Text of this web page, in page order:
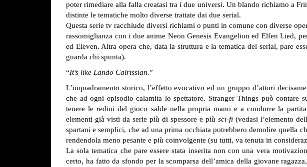
poter rimediare alla falla creatasi tra i due universi. Un blando richiamo a
distinte le tematiche molto diverse trattate dai due serial.
Questa serie tv racchiude diversi richiami o punti in comune con diverse
rassomiglianza con i due anime Neon Genesis Evangelion ed Elfen Lied,
ed Eleven. Altra opera che, data la struttura e la tematica del serial, pare
guarda chi spunta).
“It’s like Lando Calrissian.”
L’inquadramento storico, l’effetto evocativo ed un gruppo d’attori
che ad ogni episodio calamita lo spettatore. Stranger Things può contare
tenere le redini del gioco salde nella propria mano e a condurre la
elementi già visti da serie più di spessore e piùsci-fi(vedasi l’elemento
spartani e semplici, che ad una prima occhiata potrebbero demolire quella
rendendola meno pesante e più coinvolgente (su tutti, va tenuta in
La sola tematica che pare essere stata inserita non con una vera
certo, ha fatto da sfondo per la scomparsa dell’amica della giovane